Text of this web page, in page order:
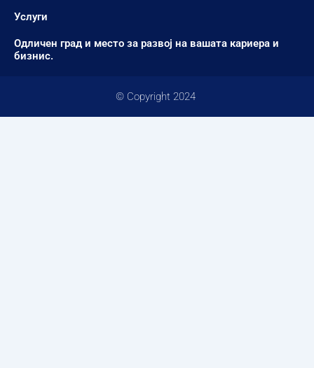
Услуги
Одличен град и место за развој на вашата кариера и
бизнис.
© Copyright 2024